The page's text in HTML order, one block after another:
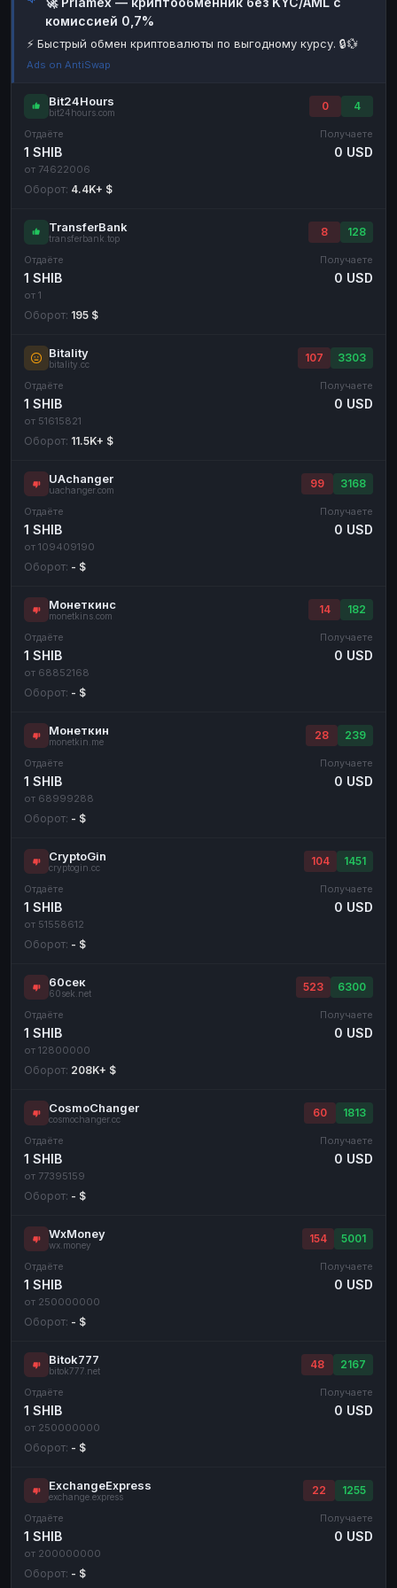
Наличные
Наличные USD Наличные USD
комиссией 0,7%
⚡ Быстрый обмен криптовалюты по выгодному курсу. 🔒💱
Ads on AntiSwap
Bit24Hours
bit24hours.com
0 4
Отдаёте
1 SHIB
от 74622006
Получаете
0 USD
Оборот: 4.4K+ $
TransferBank
transferbank.top
8 128
Отдаёте
1 SHIB
от 1
Получаете
0 USD
Оборот: 195 $
Bitality
bitality.cc
107 3303
Отдаёте
1 SHIB
от 51615821
Получаете
0 USD
Оборот: 11.5K+ $
UAchanger
uachanger.com
99 3168
Отдаёте
1 SHIB
от 109409190
Получаете
0 USD
Оборот: - $
Монеткинс
monetkins.com
14 182
Отдаёте
1 SHIB
от 68852168
Получаете
0 USD
Оборот: - $
Монеткин
monetkin.me
28 239
Отдаёте
1 SHIB
от 68999288
Получаете
0 USD
Оборот: - $
CryptoGin
cryptogin.cc
104 1451
Отдаёте
1 SHIB
от 51558612
Получаете
0 USD
Оборот: - $
60сек
60sek.net
523 6300
Отдаёте
1 SHIB
от 12800000
Получаете
0 USD
Оборот: 208K+ $
CosmoChanger
cosmochanger.cc
60 1813
Отдаёте
1 SHIB
от 77395159
Получаете
0 USD
Оборот: - $
WxMoney
wx.money
154 5001
Отдаёте
1 SHIB
от 250000000
Получаете
0 USD
Оборот: - $
Bitok777
bitok777.net
48 2167
Отдаёте
1 SHIB
от 250000000
Получаете
0 USD
Оборот: - $
ExchangeExpress
exchange.express
22 1255
Отдаёте
1 SHIB
от 200000000
Получаете
0 USD
Оборот: - $